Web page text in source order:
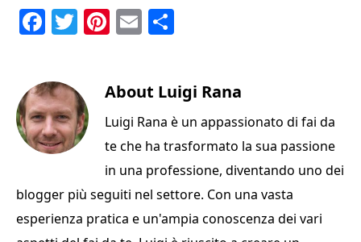
F
c
e
b
o
k
T
te
r
Pi
re
st
E
l di
vi
di
About Luigi Rana
Luigi Rana è un appassionato di fai da
te che ha trasformato la sua passione
in una professione, diventando uno dei
blogger più seguiti nel settore. Con una vasta
esperienza pratica e un'ampia conoscenza dei vari